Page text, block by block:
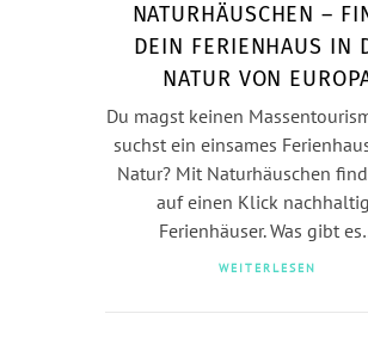
NATURHÄUSCHEN –
DEIN FERIENHAUS IN
NATUR VON
Du magst keinen
suchst ein einsames
Natur? Mit Naturhäuschen
auf einen Klick
Ferienhäuser. Was gibt
WEITERLESEN